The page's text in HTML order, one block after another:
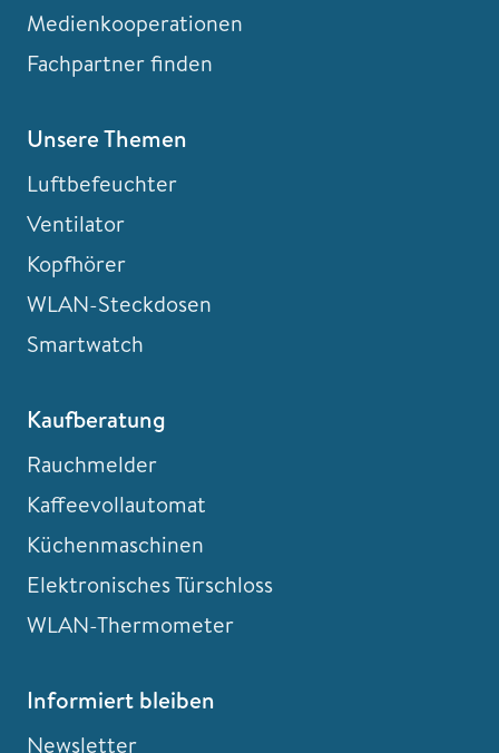
Medienkooperationen
Fachpartner finden
Unsere Themen
Luftbefeuchter
Ventilator
Kopfhörer
WLAN-Steckdosen
Smartwatch
Kaufberatung
Rauchmelder
Kaffeevollautomat
Küchenmaschinen
Elektronisches Türschloss
WLAN-Thermometer
Informiert bleiben
Newsletter